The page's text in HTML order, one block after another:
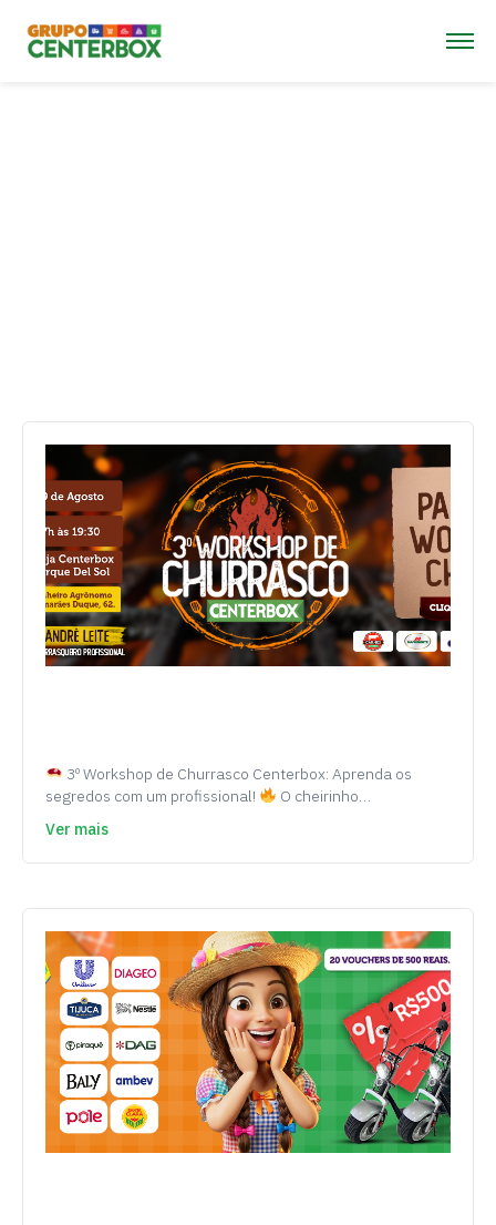
3º Workshop de Churrasco Centerbox: Aprenda os
segredos com um profissional!
O cheirinho…
Ver mais